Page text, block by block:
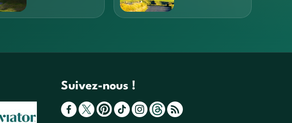
Suivez-nous !